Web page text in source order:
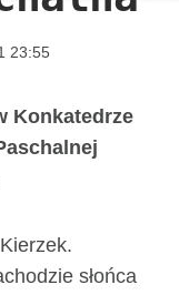
23:55
Konkatedrze
słońca